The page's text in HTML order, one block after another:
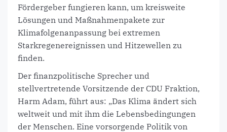
Fördergeber fungieren kann, um kreisweite
Lösungen und Maßnahmenpakete zur
Klimafolgenanpassung bei extremen
Starkregenereignissen und Hitzewellen zu
finden.
Der finanzpolitische Sprecher und
stellvertretende Vorsitzende der CDU Fraktion,
Harm Adam, führt aus: „Das Klima ändert sich
weltweit und mit ihm die Lebensbedingungen
der Menschen. Eine vorsorgende Politik von